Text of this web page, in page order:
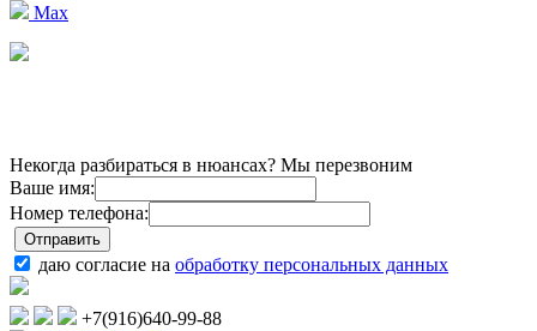
Max
Некогда разбираться в нюансах? Мы перезвоним
Ваше имя:
Номер телефона:
даю согласие на обработку персональных данных
+7(916)640-99-88